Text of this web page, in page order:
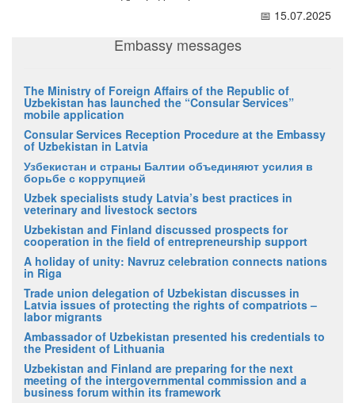
📅 15.07.2025
Embassy messages
The Ministry of Foreign Affairs of the Republic of
Uzbekistan has launched the “Consular Services”
mobile application
Consular Services Reception Procedure at the Embassy
of Uzbekistan in Latvia
Узбекистан и страны Балтии объединяют усилия в
борьбе с коррупцией
Uzbek specialists study Latvia’s best practices in
veterinary and livestock sectors
Uzbekistan and Finland discussed prospects for
cooperation in the field of entrepreneurship support
A holiday of unity: Navruz celebration connects nations
in Riga
Trade union delegation of Uzbekistan discusses in
Latvia issues of protecting the rights of compatriots –
labor migrants
Ambassador of Uzbekistan presented his credentials to
the President of Lithuania
Uzbekistan and Finland are preparing for the next
meeting of the intergovernmental commission and a
business forum within its framework